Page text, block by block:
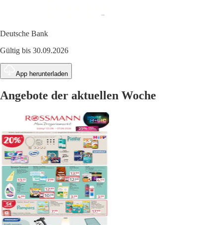
Deutsche Bank
Gültig bis 30.09.2026
App herunterladen
Angebote der aktuellen Woche